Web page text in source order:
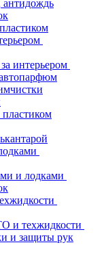
антидождь
интерьером
и лодками
и техжидкости
и защиты рук